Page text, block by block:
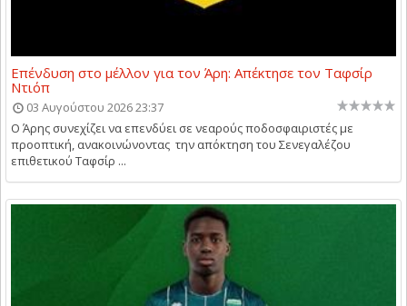
Επένδυση στο μέλλον για τον Άρη: Απέκτησε τον Ταφσίρ
Ντιόπ
03 Αυγούστου 2026 23:37
Ο Άρης συνεχίζει να επενδύει σε νεαρούς ποδοσφαιριστές με
προοπτική, ανακοινώνοντας την απόκτηση του Σενεγαλέζου
επιθετικού Ταφσίρ ...